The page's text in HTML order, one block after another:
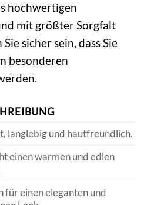
hochwertigen
mit größter Sorgfalt
sicher sein, dass Sie
besonderen
langlebig und hautfreundlich.
einen warmen und edlen
für einen eleganten und